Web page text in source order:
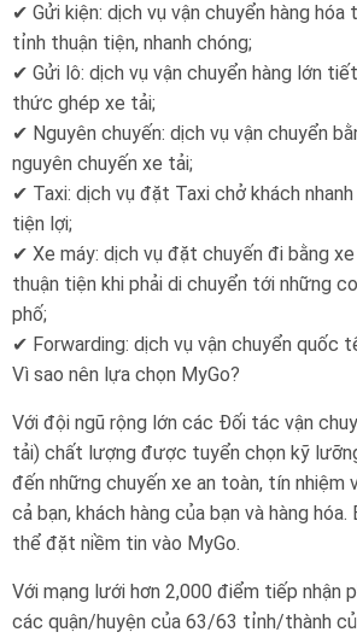
✔ Gửi kiện: dịch vụ vận chuyển hàng
tỉnh thuận tiện, nhanh chóng;
✔ Gửi lô: dịch vụ vận chuyển hàng lớn
thức ghép xe tải;
✔ Nguyên chuyến: dịch vụ vận chuyển
nguyên chuyến xe tải;
✔ Taxi: dịch vụ đặt Taxi chở khách
tiện lợi;
✔ Xe máy: dịch vụ đặt chuyến đi bằng
thuận tiện khi phải di chuyển tới những
phố;
✔ Forwarding: dịch vụ vận chuyển quốc
Vì sao nên lựa chọn MyGo?
Với đội ngũ rộng lớn các Đối tác vận
tải) chất lượng được tuyển chọn kỹ
đến những chuyến xe an toàn, tín nhiệm
cả bạn, khách hàng của bạn và hàng hóa.
thể đặt niềm tin vào MyGo.
Với mạng lưới hơn 2,000 điểm tiếp nhận
các quận/huyện của 63/63 tỉnh/thành